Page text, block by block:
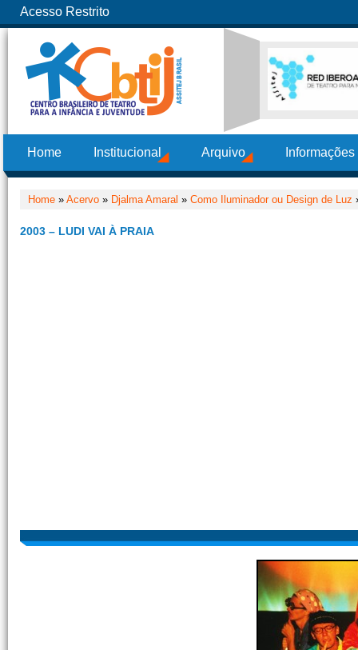
Acesso Restrito
Home Institucional Arquivo
Home » Acervo » Djalma Amaral » Como Iluminador ou Design de Luz
2003 – LUDI VAI À PRAIA